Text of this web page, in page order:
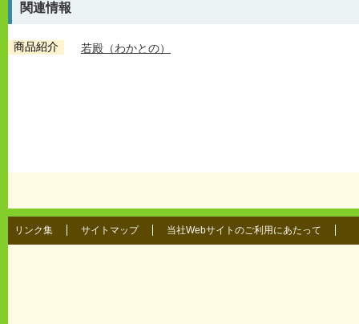
関連情報
商品紹介 若殿（わかとの）
リンク集 サイトマップ 当社Webサイトのご利用にあたって